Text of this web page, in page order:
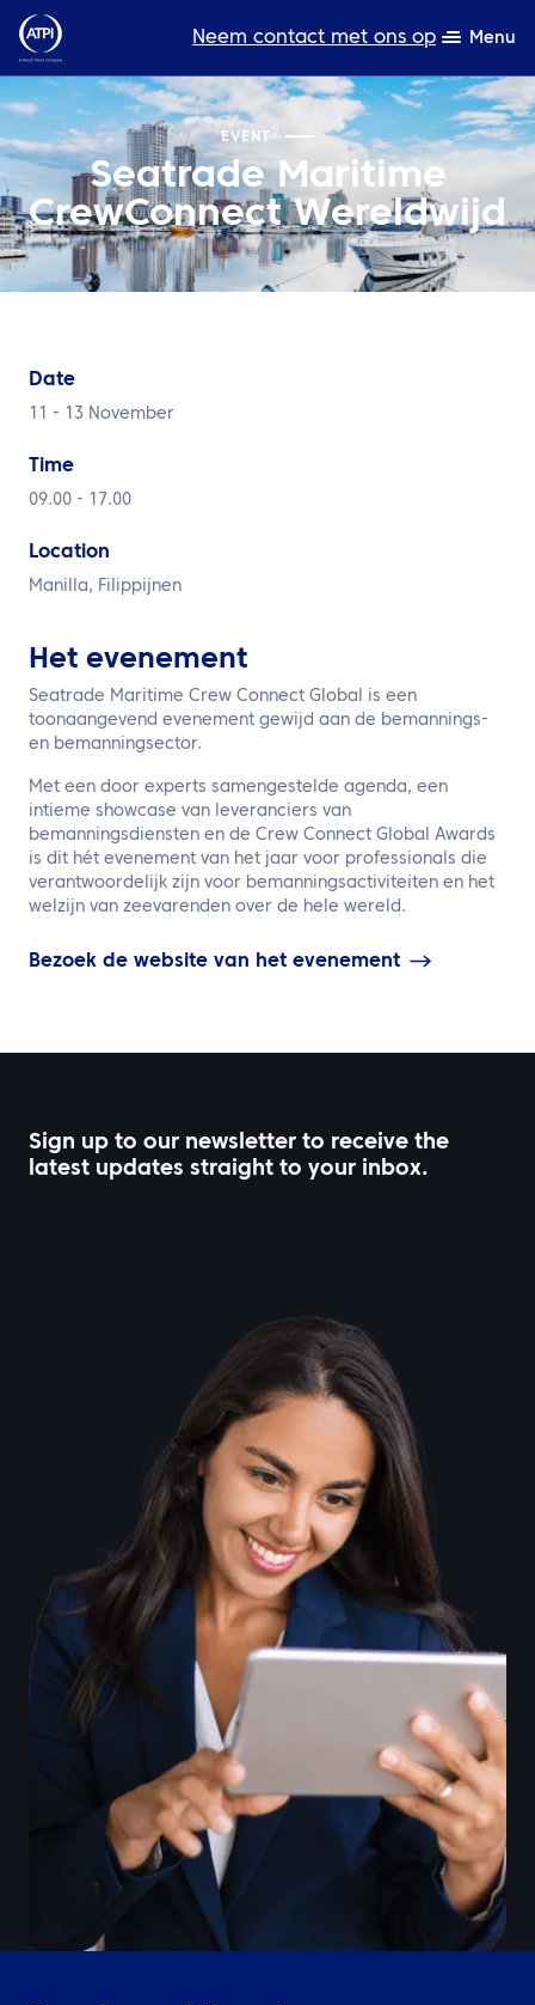
Neem contact met ons op Menu
Deskundigheid
Bronnen
Over ons
Producten
TravelHub Login
Zoeken
NL
EVENT
Seatrade Maritime
CrewConnect Wereldwijd
Date
11 - 13 November
Time
09.00 - 17.00
Location
Manilla, Filippijnen
Het evenement
Seatrade Maritime Crew Connect Global is een
toonaangevend evenement gewijd aan de bemannings-
en bemanningsector.
Met een door experts samengestelde agenda, een
intieme showcase van leveranciers van
bemanningsdiensten en de Crew Connect Global Awards
is dit hét evenement van het jaar voor professionals die
verantwoordelijk zijn voor bemanningsactiviteiten en het
welzijn van zeevarenden over de hele wereld.
Bezoek de website van het evenement
Sign up to our newsletter to receive the
latest updates straight to your inbox.